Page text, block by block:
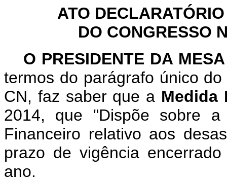
ATO
DO CONGRESSO
O PRESIDENTE DA
termos do parágrafo único
CN, faz saber que a Medida
2014, que "Dispõe sobre a
Financeiro relativo aos
prazo de vigência
ano.